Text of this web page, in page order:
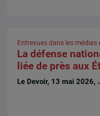
Entrevues dans les médias
La défense
liée de près aux
Le Devoir, 13 mai 2026,